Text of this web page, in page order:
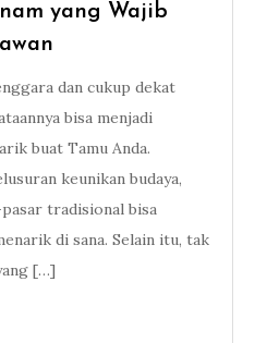
yang Wajib
dan cukup dekat
bisa menjadi
buat Tamu Anda.
keunikan budaya,
tradisional bisa
di sana. Selain itu, tak
[…]